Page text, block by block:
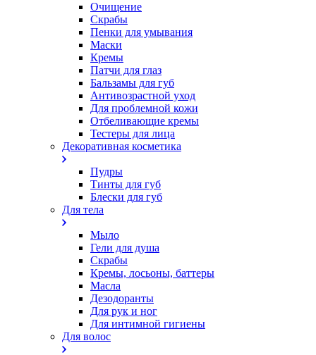
Очищение
Скрабы
Пенки для умывания
Маски
Кремы
Патчи для глаз
Бальзамы для губ
Антивозрастной уход
Для проблемной кожи
Oтбеливающие кремы
Тестеры для лица
Декоративная косметика
Пудры
Тинты для губ
Блески для губ
Для тела
Мыло
Гели для душа
Скрабы
Кремы, лосьоны, баттеры
Масла
Дезодоранты
Для рук и ног
Для интимной гигиены
Для волос